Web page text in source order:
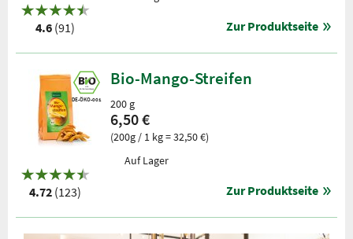
4.6 (91) Zur Produktseite
DE-ÖKO-001
4.72 (123)
Bio-Mango-Streifen
200 g
6,50 €
(200g / 1 kg = 32,50 €)
Auf Lager
Zur Produktseite